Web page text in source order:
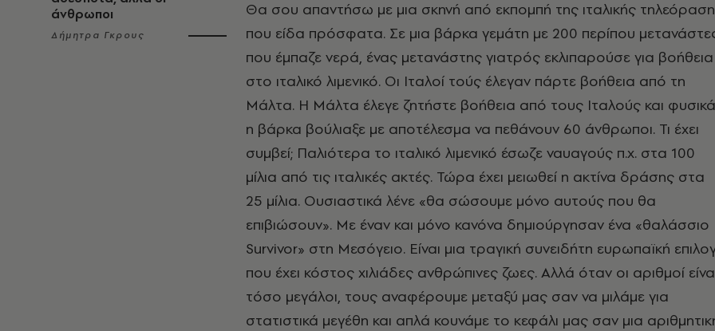
άνθρωποι
Δήμητρα Γκρους
Θα σου απαντήσω με μια σκηνή από εκπομπή της ιταλικής
που είδα πρόσφατα. Σε μια βάρκα γεμάτη με 200 περίπου
που έμπαζε νερά, ένας μετανάστης γιατρός εκλιπαρούσε για βοήθεια
στο ιταλικό λιμενικό. Οι Ιταλοί τούς έλεγαν πάρτε βοήθεια από τη
Μάλτα. Η Μάλτα έλεγε ζητήστε βοήθεια από τους Ιταλούς και φυσικά
η βάρκα βούλιαξε με αποτέλεσμα να πεθάνουν 60 άνθρωποι. Τι έχει
συμβεί; Παλιότερα το ιταλικό λιμενικό έσωζε ναυαγούς π.χ. στα 100
μίλια από τις ιταλικές ακτές. Τώρα έχει μειωθεί η ακτίνα δράσης στα
25 μίλια. Ουσιαστικά λένε «θα σώσουμε μόνο αυτούς που θα
επιβιώσουν». Με έναν και μόνο κανόνα δημιούργησαν ένα «θαλάσσιο
Survivor» στη Μεσόγειο. Είναι μια τραγική συνειδήτη ευρωπαϊκή
που έχει κόστος χιλιάδες ανθρώπινες ζωες. Αλλά όταν οι αριθμοί
τόσο μεγάλοι, τους αναφέρουμε μεταξύ μας σαν να μιλάμε για
στατιστικά μεγέθη και απλά κουνάμε το κεφάλι μας σαν μια